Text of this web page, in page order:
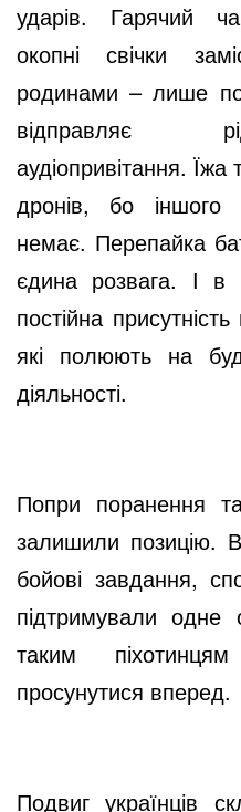
ударів. Гарячий
окопні свічки
родинами – лише
відправляє
аудіопривітання.
дронів, бо іншого
немає. Перепайка
єдина розвага. І
постійна
які полюють на
діяльності.
Попри поранення
залишили позицію.
бойові завдання,
підтримували
таким
просунутися вперед.
Подвиг українців